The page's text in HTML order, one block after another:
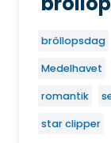
bröllopsdag
Medelhavet
romantik
star clipper